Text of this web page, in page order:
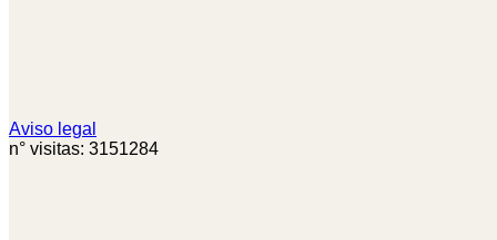
Aviso legal
n° visitas: 3151284